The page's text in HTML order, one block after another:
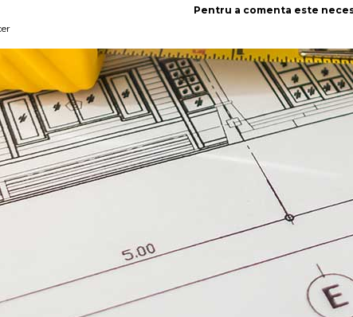
Pentru a comenta este